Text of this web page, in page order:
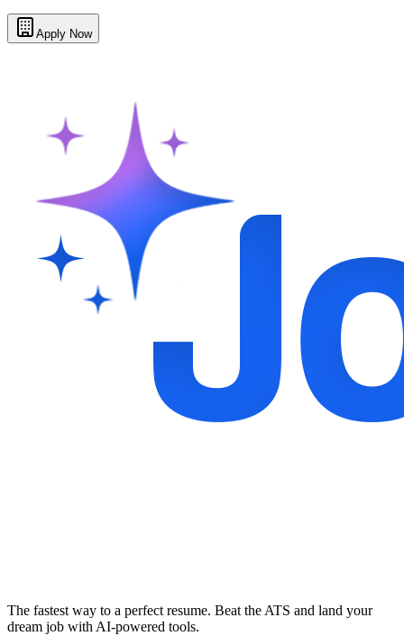
Apply Now
The fastest way to a perfect resume. Beat the ATS and land your
dream job with AI-powered tools.